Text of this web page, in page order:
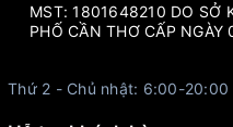
MST: 1801648210 DO SỞ
PHỐ CẦN THƠ CẤP
Thứ 2 - Chủ nhật: 6:00-20:00